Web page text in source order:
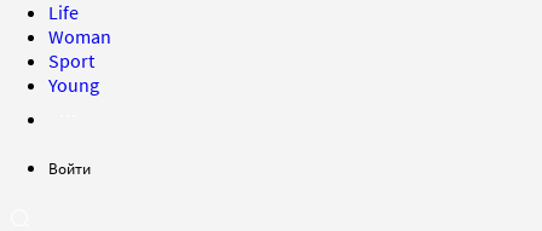
Life
Woman
Sport
Young
Войти